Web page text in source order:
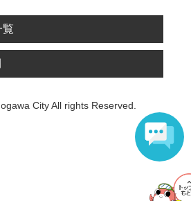
覧
City All rights Reserved.